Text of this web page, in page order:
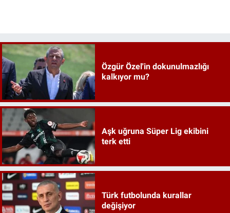
Özgür Özel'in dokunulmazlığı
kalkıyor mu?
Aşk uğruna Süper Lig ekibini
terk etti
Türk futbolunda kurallar
değişiyor